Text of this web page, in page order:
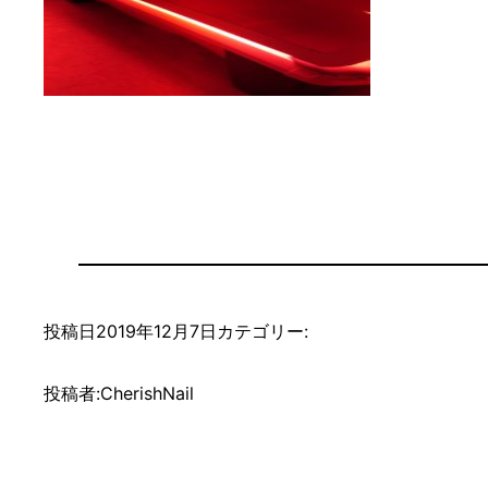
投稿日2019年12月7日 カテゴリー:
投稿者:CherishNail